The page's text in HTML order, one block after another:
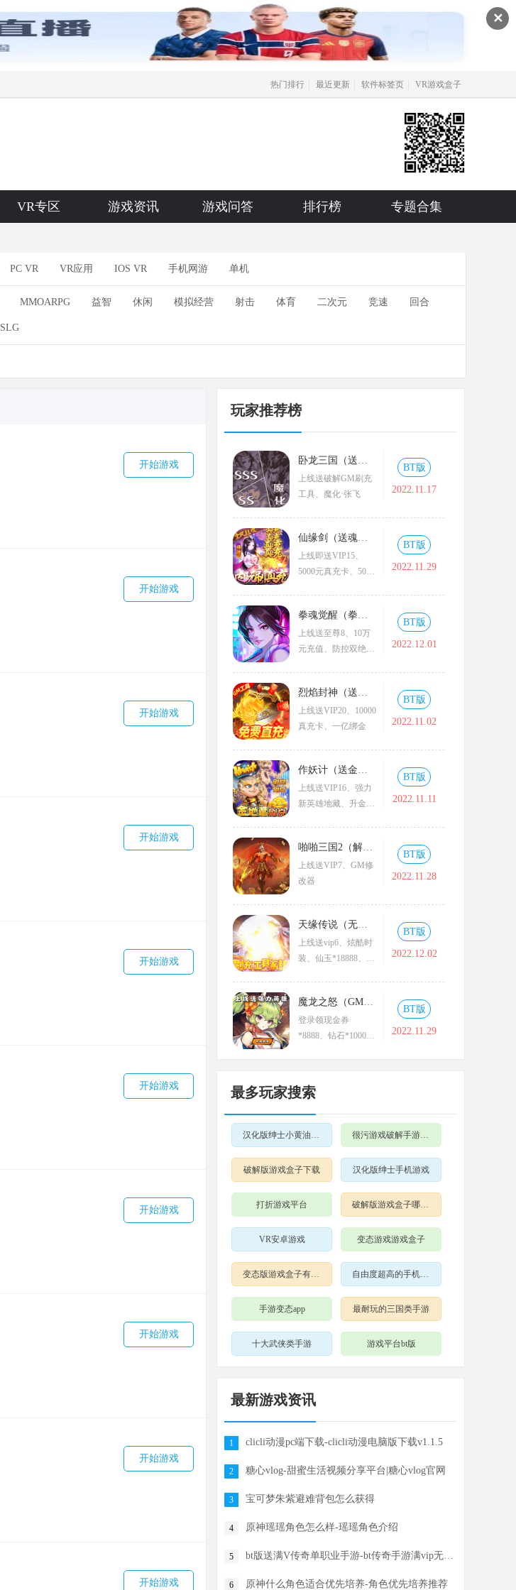
✕
热门排行 最近更新 软件标签页 VR游戏盒子
VR专区 游戏资讯 游戏问答 排行榜 专题合集
PC VR VR应用 IOS VR 手机网游 单机
MMOARPG 益智 休闲 模拟经营 射击 体育 二次元 竞速 回合
SLG
开始游戏
开始游戏
开始游戏
开始游戏
开始游戏
开始游戏
开始游戏
开始游戏
开始游戏
开始游戏
玩家推荐榜
卧龙三国（送魔化张飞）
上线送破解GM刷充
工具、魔化·张飞
BT版
2022.11.17
仙缘剑（送魂环无限刷充）
上线即送VIP15、
5000元真充卡、5000
BT版
2022.11.29
拳魂觉醒（拳皇正版授权）
上线送至尊8、10万
元充值、防控双绝格
BT版
2022.12.01
烈焰封神（送黑龙刷充）
上线送VIP20、10000
真充卡、一亿绑金
BT版
2022.11.02
作妖计（送金地藏刷充）
上线送VIP16、强力
新英雄地藏、升金修
BT版
2022.11.11
啪啪三国2（解码免支付）
上线送VIP7、GM修
改器
BT版
2022.11.28
天缘传说（无限狂刷版）
上线送vip6、炫酷时
装、仙玉*18888、灵
BT版
2022.12.02
魔龙之怒（GM海克斯科技）
登录领现金券
*8888、钻石*1000
BT版
2022.11.29
最多玩家搜索
汉化版绅士小黄油游戏 很污游戏破解手游大全
破解版游戏盒子下载 汉化版绅士手机游戏
打折游戏平台 破解版游戏盒子哪个好用
VR安卓游戏 变态游戏游戏盒子
变态版游戏盒子有哪些 自由度超高的手机游戏
手游变态app 最耐玩的三国类手游
十大武侠类手游 游戏平台bt版
最新游戏资讯
1 clicli动漫pc端下载-clicli动漫电脑版下载v1.1.5
2 糖心vlog-甜蜜生活视频分享平台|糖心vlog官网
3 宝可梦朱紫避难背包怎么获得
4 原神瑶瑶角色怎么样-瑶瑶角色介绍
5 bt版送满V传奇单职业手游-bt传奇手游满vip无限元宝
6 原神什么角色适合优先培养-角色优先培养推荐